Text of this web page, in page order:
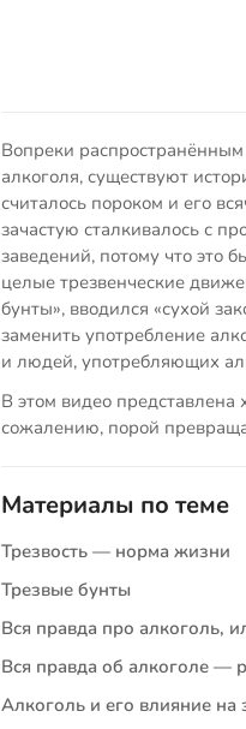
Вопреки
алкоголя, существуют
считалось пороком и его
зачастую сталкивалось с
заведений, потому что это
целые трезвенческие
бунты», вводился «сухой
заменить употребление
и людей, употребляющих
В этом видео представлена
сожалению, порой
Материалы по теме
Трезвость — норма жизни
Трезвые бунты
Вся правда про алкоголь,
Вся правда об алкоголе —
Алкоголь и его влияние на